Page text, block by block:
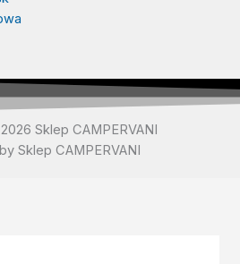
Sklep CAMPERVANI
Sklep CAMPERVANI